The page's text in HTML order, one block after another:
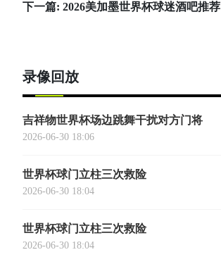
下一篇: 2026美加墨世界杯球迷酒吧推荐
录像回放
吉祥物世界杯场边跳舞干扰对方门将
2026-06-30 18:06
世界杯球门立柱三次救险
2026-06-30 18:04
世界杯球门立柱三次救险
2026-06-30 18:04